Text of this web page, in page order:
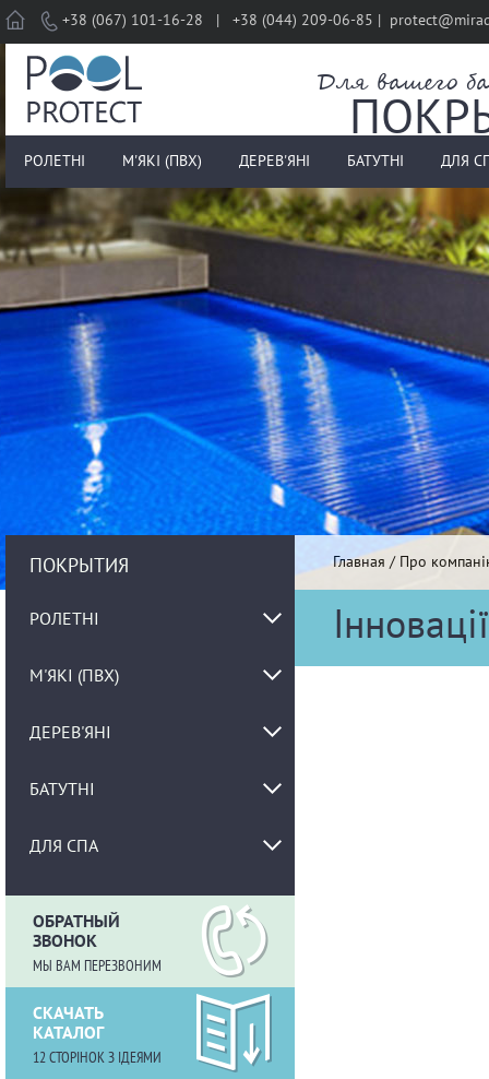
Home+38 (067) 101-16-28 | +38 (044) 209-06-85 |
Для вашего
РОЛЕТНІ М'ЯКІ (ПВХ) ДЕРЕВ'ЯНІ БАТУТНІ ДЛЯ
ПОКРЫТИЯ
РОЛЕТНІ
М'ЯКІ (ПВХ)
ДЕРЕВ'ЯНІ
БАТУТНІ
ДЛЯ СПА
ОБРАТНЫЙ
ЗВОНОК
МЫ ВАМ ПЕРЕЗВОНИМ
СКАЧАТЬ
КАТАЛОГ
12 СТОРІНОК З ІДЕЯМИ
Главная / Про
Інновації